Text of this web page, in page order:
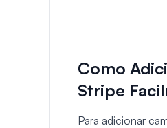
Como
Stripe
Para adicionar